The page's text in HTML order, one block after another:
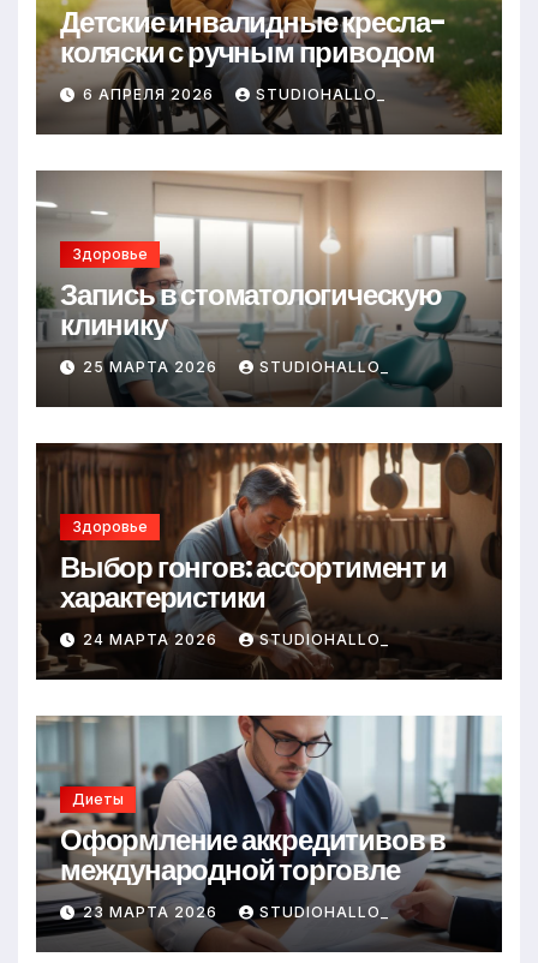
Детские инвалидные кресла-
коляски с ручным приводом
6 АПРЕЛЯ 2026 STUDIOHALLO_
Здоровье
Запись в стоматологическую
клинику
25 МАРТА 2026 STUDIOHALLO_
Здоровье
Выбор гонгов: ассортимент и
характеристики
24 МАРТА 2026 STUDIOHALLO_
Диеты
Оформление аккредитивов в
международной торговле
23 МАРТА 2026 STUDIOHALLO_